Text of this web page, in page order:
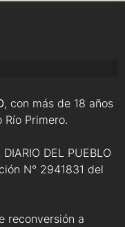
, con más de 18 años
Primero.
DEL PUEBLO
N° 2941831 del
reconversión a